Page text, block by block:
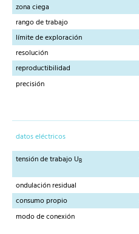
zona ciega
rango de trabajo
límite de exploración
resolución
reproductibilidad
precisión
datos eléctricos
tensión de trabajo UB
ondulación residual
consumo propio
modo de conexión